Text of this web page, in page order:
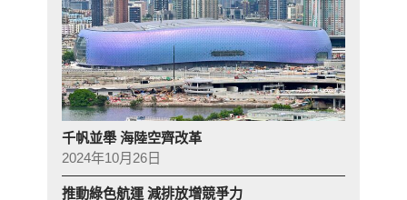
千帆並舉 海陸空齊改革
2024年10月26日
推動綠色航運 減排放增競爭力